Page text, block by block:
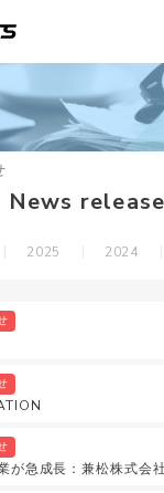
News release
2025 2024
が急成長：兼松株式会